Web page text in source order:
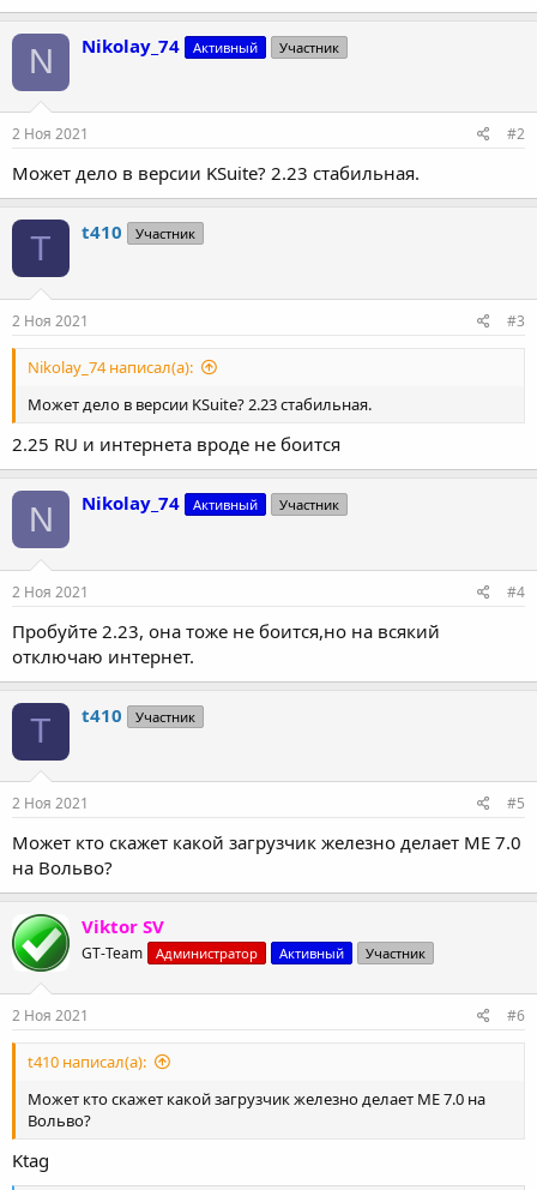
N Nikolay_74 Активный Участник
2 Ноя 2021 #2
Может дело в версии KSuite? 2.23 стабильная.
T t410 Участник
2 Ноя 2021 #3
Nikolay_74 написал(а):
Может дело в версии KSuite? 2.23 стабильная.
2.25 RU и интернета вроде не боится
N Nikolay_74 Активный Участник
2 Ноя 2021 #4
Пробуйте 2.23, она тоже не боится,но на всякий
отключаю интернет.
T t410 Участник
2 Ноя 2021 #5
Может кто скажет какой загрузчик железно делает МЕ 7.0
на Вольво?
Viktor SV
GT-Team Администратор Активный Участник
2 Ноя 2021 #6
t410 написал(а):
Может кто скажет какой загрузчик железно делает МЕ 7.0 на
Вольво?
Ktag